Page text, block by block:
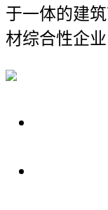
于一体的建
材综合性企业